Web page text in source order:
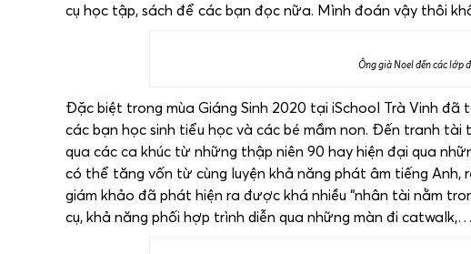
cụ học tập, sách để các bạn đọc nữa. Mình đoán vậy thôi
Ông già Noel đến các lớp
Đặc biệt trong mùa Giáng Sinh 2020 tại iSchool Trà Vinh
các bạn học sinh tiểu học và các bé mầm non. Đến tranh
qua các ca khúc từ những thập niên 90 hay hiện đại qua
có thể tăng vốn từ cùng luyện khả năng phát âm tiếng
giám khảo đã phát hiện ra được khá nhiều “nhân tài nằm
cụ, khả năng phối hợp trình diễn qua những màn đi catwalk,…